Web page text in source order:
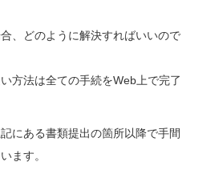
、どのように解決すればいいので
方法は全ての手続をWeb上で完了
にある書類提出の箇所以降で手間
ます。